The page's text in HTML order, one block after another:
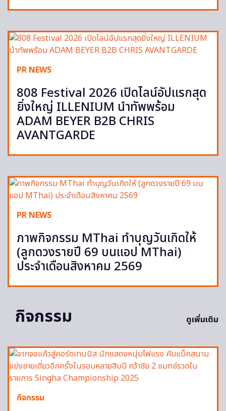
PR NEWS
808 Festival 2026 เปิดไลน์อัปแรกสุด
ยิ่งใหญ่ ILLENIUM นำทัพพร้อม
ADAM BEYER B2B CHRIS
AVANTGARDE
PR NEWS
ภาพกิจกรรม MThai ทำบุญวันเกิดให้
(ลูกดวงรายปี 69 บนแอป MThai)
ประจำเดือนสิงหาคม 2569
กิจกรรม ดูเพิ่มเติม
กิจกรรม